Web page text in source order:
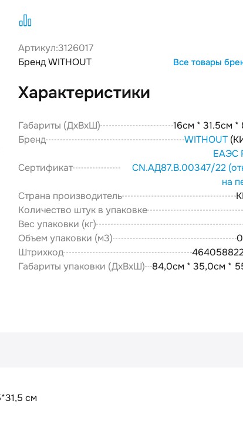
Артикул:3126017
Бренд WITHOUT
Все товары
Характеристики
Габариты (ДxВxШ)
16см * 31.5см *
Бренд
WITHOUT
Сертификат
ЕАЭС
CN.АД87.В.00347/22
на
Страна производитель
Количество штук в упаковке
Вес упаковки (кг)
Объем упаковки (м3)
Штрихкод
Габариты упаковки (ДxВxШ) 84,0см * 35,0см *
см